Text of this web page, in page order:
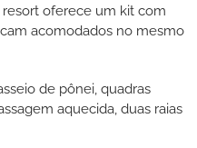
resort oferece um kit com
acomodados no mesmo
de pônei, quadras
aquecida, duas raias